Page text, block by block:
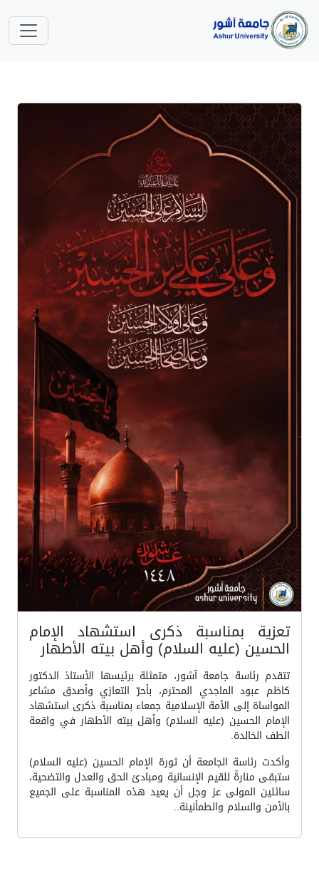
تعزية بمناسبة ذكرى استشهاد الإمام
الحسين (عليه السلام) وأهل بيته الأطهار
تتقدم رئاسة جامعة آشور، متمثلة برئيسها الأستاذ الدكتور
كاظم عبود الماجدي المحترم، بأحرّ التعازي وأصدق مشاعر
المواساة إلى الأمة الإسلامية جمعاء بمناسبة ذكرى استشهاد
الإمام الحسين (عليه السلام) وأهل بيته الأطهار في واقعة
الطف الخالدة.
وأكدت رئاسة الجامعة أن ثورة الإمام الحسين (عليه السلام)
ستبقى منارةً للقيم الإنسانية ومبادئ الحق والعدل والتضحية،
سائلين المولى عز وجل أن يعيد هذه المناسبة على الجميع
بالأمن والسلام والطمأنينة..